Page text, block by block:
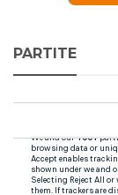
PARTITE